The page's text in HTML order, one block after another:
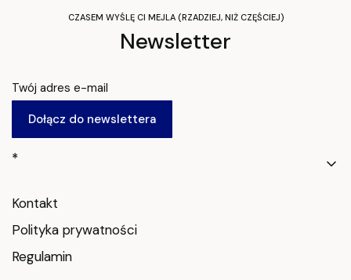
CZASEM WYŚLĘ CI MEJLA (RZADZIEJ, NIŻ CZĘŚCIEJ)
Newsletter
Twój adres e-mail
Dołącz do newslettera
Linki w stopce
*
Kontakt
Polityka prywatności
Regulamin